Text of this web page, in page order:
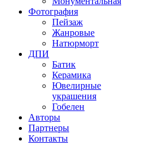
Фотография
Пейзаж
Жанровые
Натюрморт
ДПИ
Батик
Керамика
Ювелирные
украшения
Гобелен
Авторы
Партнеры
Контакты